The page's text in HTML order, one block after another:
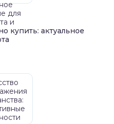
купить: актуальное